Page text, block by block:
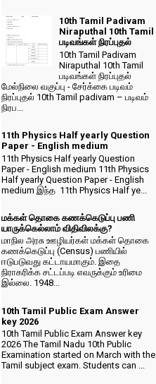
10th Tamil Padivam
Niraputhal 10th Tamil
படிவங்கள் நிரப்புதல்
10th Tamil Padivam
Niraputhal 10th Tamil
படிவங்கள் நிரப்புதல்
மேல்நிலை வகுப்பு - சேர்க்கை படிவம்
நிரப்புதல் 10th Tamil padivam – படிவம்
நிரப...
11th Physics Half yearly Question
Paper - English medium
11th Physics Half yearly Question
Paper - English medium 11th Physics
Half yearly Question Paper - English
medium இந்த 11th Physics Half ye...
மக்கள் தொகை கணக்கெடுப்பு பணி
யாருக்கெல்லாம் விதிவிலக்கு?
மாநில அரசு ஊழியர்கள் மக்கள் தொகை
கணக்கெடுப்பு (Census) பணியில்
ஈடுபடுவது கட்டாயமாகும். இதை
நிராகரிக்க சட்டப்படி எவருக்கும் உரிமை
இல்லை. 1948...
10th Tamil Public Exam Answer
key 2026
10th Tamil Public Exam Answer key
2026 The Tamil Nadu 10th Public
Examination started on March with the
Tamil subject exam. Students can ...